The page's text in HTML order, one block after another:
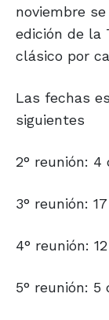
noviembre
edición de la
clásico por
Las fechas
siguientes
2° reunión: 4
3° reunión:
4° reunión:
5° reunión: 5